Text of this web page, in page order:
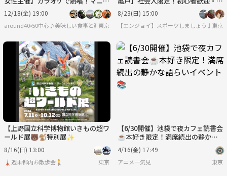
ック！バラード！アニソン！！黒白
歌合戦カラオケイベント
12/18(金) 19:00
around40•50中心♪美味しい食事と楽しい会話♪＋40代50代で思うこと
東京
達づくりエンジョイ貸切イベント
✨
8/23(日) 15:00
【エンジョイ】スポーツしましょう♪ 東京
【上野国立科学博物館いきもの超ワ
ールド展🐻🐒特別展✨
8/16(日) 13:00
🗼週末都内お散歩会🚶 東京
【6/30開催】池袋で夜カフェ読書会
☕️本好き限定！満席続出の静かな
語らいイベント📚
4/16(金) 17:49
アニメ一気見 東京